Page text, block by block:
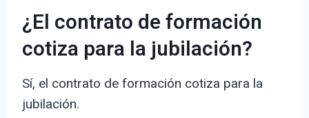
¿El contrato de formación
cotiza para la jubilación?
Sí, el contrato de formación cotiza para la
jubilación.